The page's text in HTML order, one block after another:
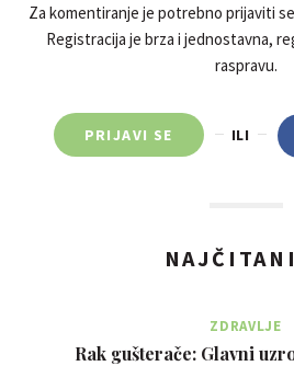
Za komentiranje je potrebno prijaviti
Registracija je brza i jednostavna,
raspravu.
PRIJAVI SE ILI
ZDRAVLJE
Rak gušterače: Glavni